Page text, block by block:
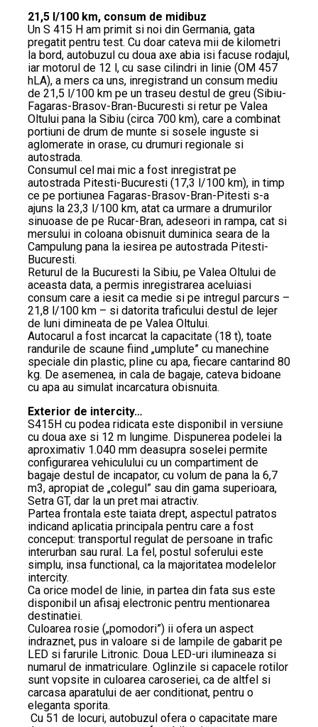
21,5 l/100 km, consum de midibuz
Un S 415 H am primit si noi din Germania, gata
pregatit pentru test. Cu doar cateva mii de kilometri
la bord, autobuzul cu doua axe abia isi facuse rodajul,
iar motorul de 12 l, cu sase cilindri in linie (OM 457
hLA), a mers ca uns, inregistrand un consum mediu
de 21,5 l/100 km pe un traseu destul de greu (Sibiu-
Fagaras-Brasov-Bran-Bucuresti si retur pe Valea
Oltului pana la Sibiu (circa 700 km), care a combinat
portiuni de drum de munte si sosele inguste si
aglomerate in orase, cu drumuri regionale si
autostrada.
Consumul cel mai mic a fost inregistrat pe
autostrada Pitesti-Bucuresti (17,3 l/100 km), in timp
ce pe portiunea Fagaras-Brasov-Bran-Pitesti s-a
ajuns la 23,3 l/100 km, atat ca urmare a drumurilor
sinuoase de pe Rucar-Bran, adeseori in rampa, cat si
mersului in coloana obisnuit duminica seara de la
Campulung pana la iesirea pe autostrada Pitesti-
Bucuresti.
Returul de la Bucuresti la Sibiu, pe Valea Oltului de
aceasta data, a permis inregistrarea aceluiasi
consum care a iesit ca medie si pe intregul parcurs –
21,8 l/100 km – si datorita traficului destul de lejer
de luni dimineata de pe Valea Oltului.
Autocarul a fost incarcat la capacitate (18 t), toate
randurile de scaune fiind „umplute” cu manechine
speciale din plastic, pline cu apa, fiecare cantarind 80
kg. De asemenea, in cala de bagaje, cateva bidoane
cu apa au simulat incarcatura obisnuita.
Exterior de intercity…
S415H cu podea ridicata este disponibil in versiune
cu doua axe si 12 m lungime. Dispunerea podelei la
aproximativ 1.040 mm deasupra soselei permite
configurarea vehiculului cu un compartiment de
bagaje destul de incapator, cu volum de pana la 6,7
m3, apropiat de „colegul” sau din gama superioara,
Setra GT, dar la un pret mai atractiv.
Partea frontala este taiata drept, aspectul patratos
indicand aplicatia principala pentru care a fost
conceput: transportul regulat de persoane in trafic
interurban sau rural. La fel, postul soferului este
simplu, insa functional, ca la majoritatea modelelor
intercity.
Ca orice model de linie, in partea din fata sus este
disponibil un afisaj electronic pentru mentionarea
destinatiei.
Culoarea rosie („pomodori”) ii ofera un aspect
indraznet, pus in valoare si de lampile de gabarit pe
LED si farurile Litronic. Doua LED-uri ilumineaza si
numarul de inmatriculare. Oglinzile si capacele rotilor
sunt vopsite in culoarea caroseriei, ca de altfel si
carcasa aparatului de aer conditionat, pentru o
eleganta sporita.
Cu 51 de locuri, autobuzul ofera o capacitate mare